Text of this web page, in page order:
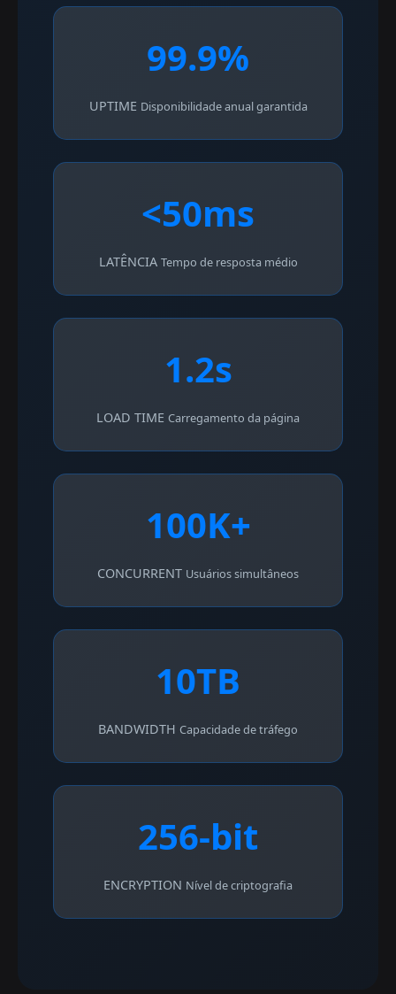
99.9%
UPTIME Disponibilidade anual garantida
<50ms
LATÊNCIA Tempo de resposta médio
1.2s
LOAD TIME Carregamento da página
100K+
CONCURRENT Usuários simultâneos
10TB
BANDWIDTH Capacidade de tráfego
256-bit
ENCRYPTION Nível de criptografia